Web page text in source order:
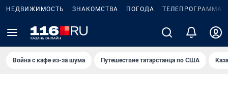
НЕДВИЖИМОСТЬ ЗНАКОМСТВА ПОГОДА ТЕЛЕПРОГРАММА
Война с кафе из-за шума Путешествие татарстанца по США